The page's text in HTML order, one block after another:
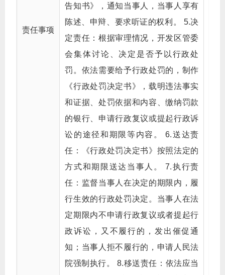
责任事项
告知书》，通知当事人，当事人享有
陈述、申辩、要求听证的权利。 5.决
定责任：根据审理情况，开发区管委
会集体讨论、决定是否予以行政处
罚。依法需要给予行政处罚的，制作
《行政处罚决定书》，载明违法事实
和证据、处罚依据和内容、缴纳罚款
的银行、申请行政复议或提起行政诉
讼的途径和期限等内容。 6.送达责
任：《行政处罚决定书》按照法定的
方式和期限送达当事人。 7.执行责
任：监督当事人在决定的期限内，履
行生效的行政处罚决定。当事人在法
定期限内不申请行政复议或者提起行
政诉讼，又不履行的，发出催促通
知；当事人拒不履行的，申请人民法
院强制执行。 8.移送责任：依法应当